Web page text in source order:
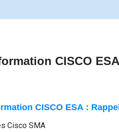
CISCO ESA
CISCO ESA :
Cisco SMA